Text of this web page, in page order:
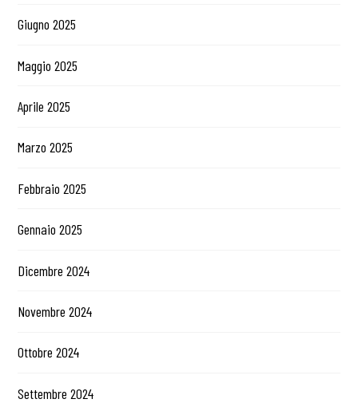
Giugno 2025
Maggio 2025
Aprile 2025
Marzo 2025
Febbraio 2025
Gennaio 2025
Dicembre 2024
Novembre 2024
Ottobre 2024
Settembre 2024